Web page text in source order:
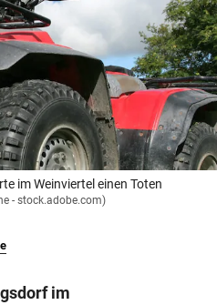
KG 2026
im Weinviertel einen Toten
- stock.adobe.com)
im